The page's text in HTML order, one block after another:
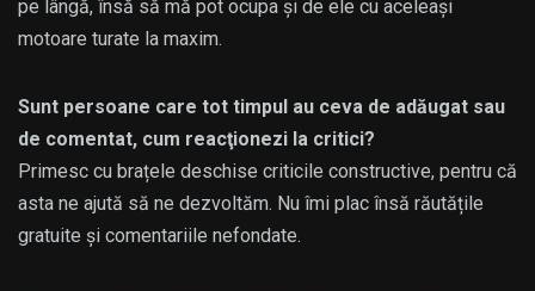
pe lângă, însă să mă pot ocupa și de ele cu aceleași
motoare turate la maxim.
Sunt persoane care tot timpul au ceva de adăugat sau
de comentat, cum reacţionezi la critici?
Primesc cu brațele deschise criticile constructive, pentru că
asta ne ajută să ne dezvoltăm. Nu îmi plac însă răutățile
gratuite și comentariile nefondate.